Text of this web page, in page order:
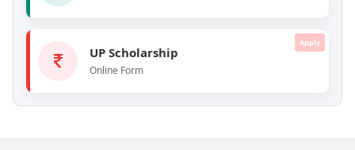
UP Scholarship
Online Form
Apply